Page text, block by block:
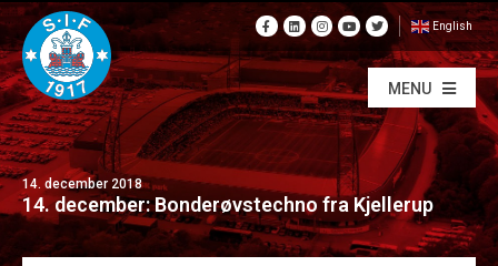
English
MENU
14. december 2018
14. december: Bonderøvstechno fra Kjellerup